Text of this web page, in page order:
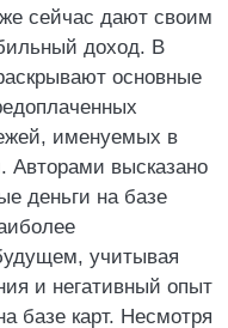
сейчас дают своим
доход. В
основные
именуемых в
Авторами высказано
деньги на базе
учитывая
и негативный опыт
базе карт. Несмотря